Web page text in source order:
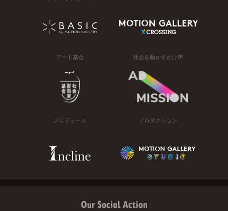
アート基金 社会を動かすかけ声
プロデュース プロダクション
Our Social Action